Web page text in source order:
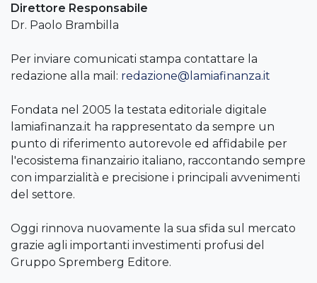
Direttore Responsabile
Dr. Paolo Brambilla
Per inviare comunicati stampa contattare la
redazione alla mail: redazione@lamiafinanza.it
Fondata nel 2005 la testata editoriale digitale
lamiafinanza.it ha rappresentato da sempre un
punto di riferimento autorevole ed affidabile per
l'ecosistema finanzairio italiano, raccontando sempre
con imparzialità e precisione i principali avvenimenti
del settore.
Oggi rinnova nuovamente la sua sfida sul mercato
grazie agli importanti investimenti profusi del
Gruppo Spremberg Editore.